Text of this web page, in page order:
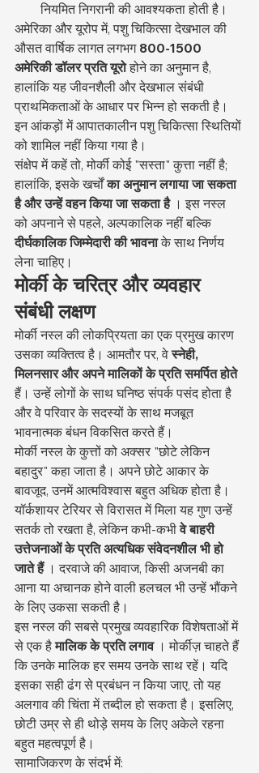
नियमित निगरानी की आवश्यकता होती है।
अमेरिका और यूरोप में, पशु चिकित्सा देखभाल की
औसत वार्षिक लागत लगभग 800-1500
अमेरिकी डॉलर प्रति यूरो होने का अनुमान है,
हालांकि यह जीवनशैली और देखभाल संबंधी
प्राथमिकताओं के आधार पर भिन्न हो सकती है।
इन आंकड़ों में आपातकालीन पशु चिकित्सा स्थितियों
को शामिल नहीं किया गया है।
संक्षेप में कहें तो, मोर्की कोई "सस्ता" कुत्ता नहीं है;
हालांकि, इसके खर्चों का अनुमान लगाया जा सकता
है और उन्हें वहन किया जा सकता है । इस नस्ल
को अपनाने से पहले, अल्पकालिक नहीं बल्कि
दीर्घकालिक जिम्मेदारी की भावना के साथ निर्णय
लेना चाहिए।
मोर्की के चरित्र और व्यवहार
संबंधी लक्षण
मोर्की नस्ल की लोकप्रियता का एक प्रमुख कारण
उसका व्यक्तित्व है। आमतौर पर, वे स्नेही,
मिलनसार और अपने मालिकों के प्रति समर्पित होते
हैं। उन्हें लोगों के साथ घनिष्ठ संपर्क पसंद होता है
और वे परिवार के सदस्यों के साथ मजबूत
भावनात्मक बंधन विकसित करते हैं।
मोर्की नस्ल के कुत्तों को अक्सर "छोटे लेकिन
बहादुर" कहा जाता है। अपने छोटे आकार के
बावजूद, उनमें आत्मविश्वास बहुत अधिक होता है।
यॉर्कशायर टेरियर से विरासत में मिला यह गुण उन्हें
सतर्क तो रखता है, लेकिन कभी-कभी वे बाहरी
उत्तेजनाओं के प्रति अत्यधिक संवेदनशील भी हो
जाते हैं । दरवाजे की आवाज, किसी अजनबी का
आना या अचानक होने वाली हलचल भी उन्हें भौंकने
के लिए उकसा सकती है।
इस नस्ल की सबसे प्रमुख व्यवहारिक विशेषताओं में
से एक है मालिक के प्रति लगाव । मोर्कीज़ चाहते हैं
कि उनके मालिक हर समय उनके साथ रहें। यदि
इसका सही ढंग से प्रबंधन न किया जाए, तो यह
अलगाव की चिंता में तब्दील हो सकता है। इसलिए,
छोटी उम्र से ही थोड़े समय के लिए अकेले रहना
बहुत महत्वपूर्ण है।
सामाजिकरण के संदर्भ में: